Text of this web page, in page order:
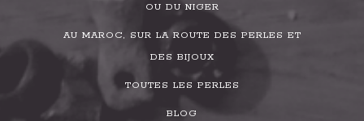
OU DU NIGER
AU MAROC, SUR LA ROUTE DES PERLES ET
DES BIJOUX
TOUTES LES PERLES
BLOG